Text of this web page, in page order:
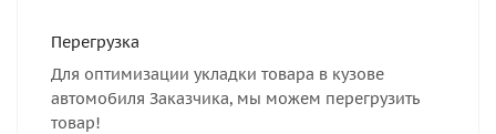
Перегрузка
Для оптимизации укладки товара в кузове
автомобиля Заказчика, мы можем перегрузить
товар!